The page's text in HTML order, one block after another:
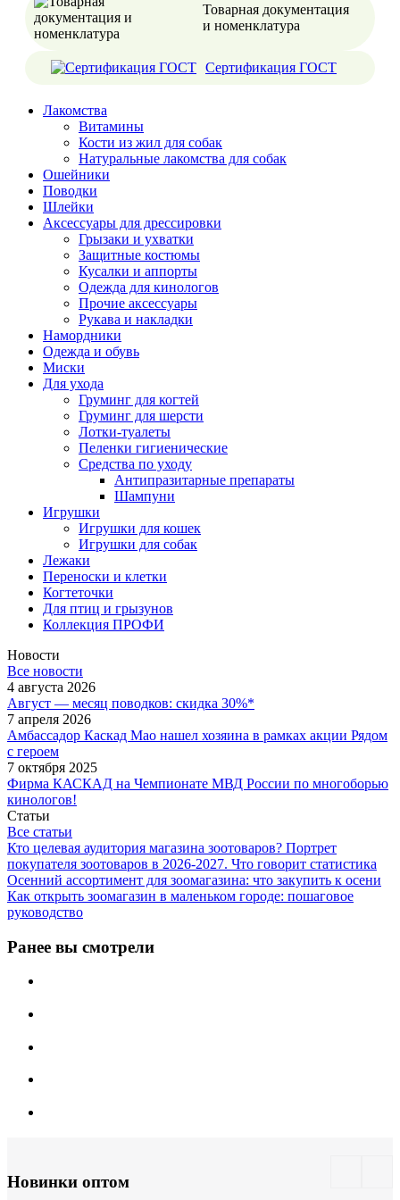
Товарная документация
и номенклатура
Сертификация ГОСТ
Лакомства
Витамины
Кости из жил для собак
Натуральные лакомства для собак
Ошейники
Поводки
Шлейки
Аксессуары для дрессировки
Грызаки и ухватки
Защитные костюмы
Кусалки и аппорты
Одежда для кинологов
Прочие аксессуары
Рукава и накладки
Намордники
Одежда и обувь
Миски
Для ухода
Груминг для когтей
Груминг для шерсти
Лотки-туалеты
Пеленки гигиенические
Средства по уходу
Антипразитарные препараты
Шампуни
Игрушки
Игрушки для кошек
Игрушки для собак
Лежаки
Переноски и клетки
Когтеточки
Для птиц и грызунов
Коллекция ПРОФИ
Новости
Все новости
4 августа 2026
Август — месяц поводков: скидка 30%*
7 апреля 2026
Амбассадор Каскад Мао нашел хозяина в рамках акции Рядом
с героем
7 октября 2025
Фирма КАСКАД на Чемпионате МВД России по многоборью
кинологов!
Статьи
Все статьи
Кто целевая аудитория магазина зоотоваров? Портрет
покупателя зоотоваров в 2026-2027. Что говорит статистика
Осенний ассортимент для зоомагазина: что закупить к осени
Как открыть зоомагазин в маленьком городе: пошаговое
руководство
Ранее вы смотрели
Новинки оптом